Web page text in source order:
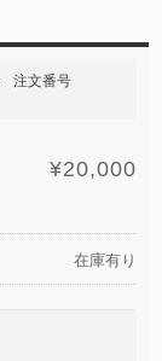
注文番号
¥20,000
在庫有り